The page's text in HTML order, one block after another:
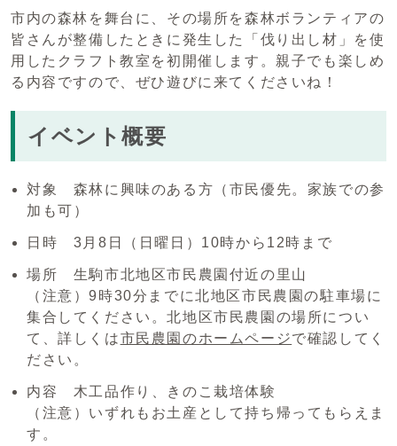
市内の森林を舞台に、その場所を森林ボランティアの
皆さんが整備したときに発生した「伐り出し材」を使
用したクラフト教室を初開催します。親子でも楽しめ
る内容ですので、ぜひ遊びに来てくださいね！
イベント概要
対象 森林に興味のある方（市民優先。家族での参
加も可）
日時 3月8日（日曜日）10時から12時まで
場所 生駒市北地区市民農園付近の里山
（注意）9時30分までに北地区市民農園の駐車場に
集合してください。北地区市民農園の場所につい
て、詳しくは市民農園のホームページで確認してく
ださい。
内容 木工品作り、きのこ栽培体験
（注意）いずれもお土産として持ち帰ってもらえま
す。